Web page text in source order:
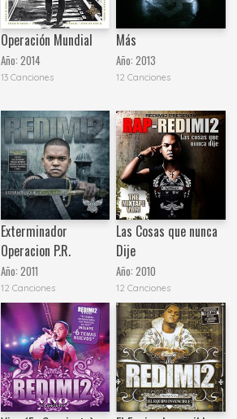
Operación Mundial
Año: 2014
13 Canciones
Más
Año:2013
12 Canciones
Exterminador
Operacion P.R.
Año: 2011
12 Canciones
Las Cosas que nunca
Dije
Año:2010
12 Canciones